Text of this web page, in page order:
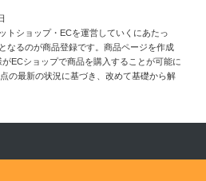
トショップ・ECを運営していくにあたっ
なるのが商品登録です。商品ページを作成
ECショップで商品を購入することが可能に
の最新の状況に基づき、改めて基礎から解